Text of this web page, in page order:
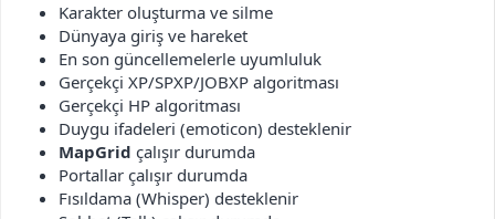
Karakter oluşturma ve silme
Dünyaya giriş ve hareket
En son güncellemelerle uyumluluk
Gerçekçi XP/SPXP/JOBXP algoritması
Gerçekçi HP algoritması
Duygu ifadeleri (emoticon) desteklenir
MapGrid çalışır durumda
Portallar çalışır durumda
Fısıldama (Whisper) desteklenir